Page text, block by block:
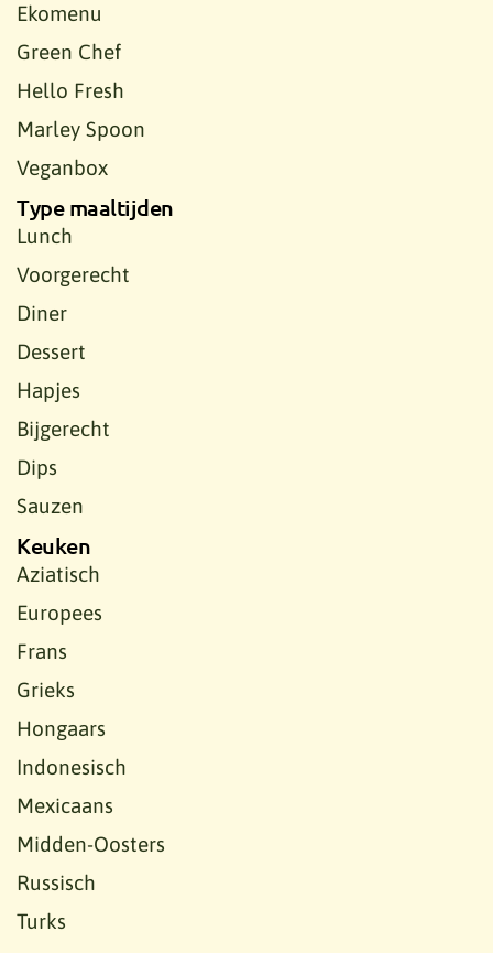
Ekomenu
Green Chef
Hello Fresh
Marley Spoon
Veganbox
Type maaltijden
Lunch
Voorgerecht
Diner
Dessert
Hapjes
Bijgerecht
Dips
Sauzen
Keuken
Aziatisch
Europees
Frans
Grieks
Hongaars
Indonesisch
Mexicaans
Midden-Oosters
Russisch
Turks